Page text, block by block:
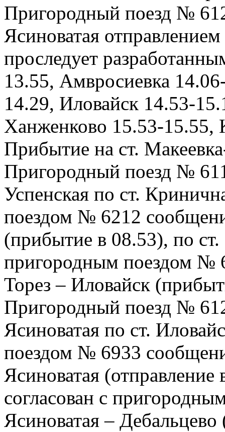
Пригородный поезд №
Ясиноватая
проследует
13.55, Амвросиевка
14.29, Иловайск 14.53-
Ханженково 15.53-15.55,
Прибытие на ст.
Пригородный поезд №
Успенская по ст.
поездом № 6212
(прибытие в 08.53), по ст.
пригородным поездом №
Торез – Иловайск
Пригородный поезд №
Ясиноватая по ст.
поездом № 6933
Ясиноватая
согласован с
Ясиноватая –